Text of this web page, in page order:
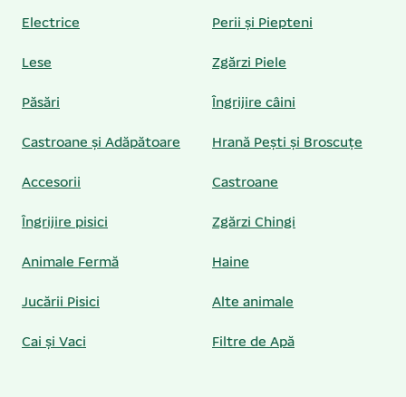
Electrice Perii și Piepteni
Lese Zgărzi Piele
Păsări Îngrijire câini
Castroane și Adăpătoare Hrană Pești și Broscuțe
Accesorii Castroane
Îngrijire pisici Zgărzi Chingi
Animale Fermă Haine
Jucării Pisici Alte animale
Cai și Vaci Filtre de Apă